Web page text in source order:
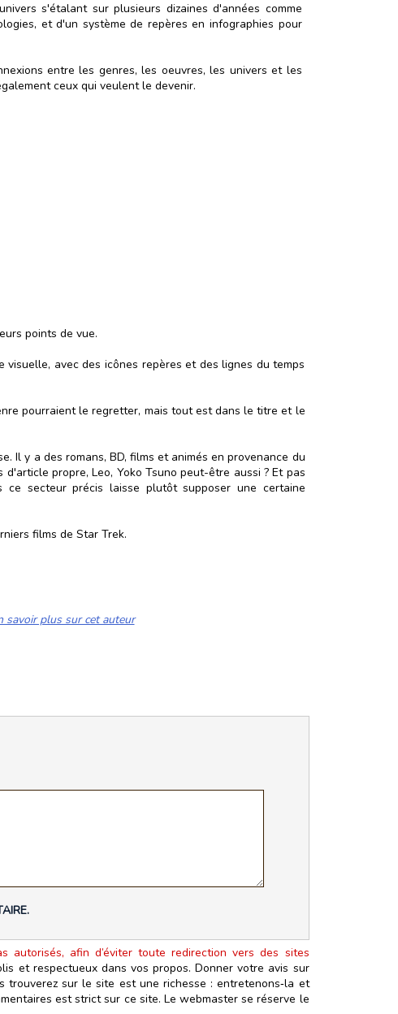
s'étalant sur plusieurs dizaines d'années comme
et d'un système de repères en infographies pour
entre les genres, les oeuvres, les univers et les
ceux qui veulent le devenir.
points de vue.
avec des icônes repères et des lignes du temps
pourraient le regretter, mais tout est dans le titre et le
Il y a des romans, BD, films et animés en provenance du
propre, Leo, Yoko Tsuno peut-être aussi ? Et pas
secteur précis laisse plutôt supposer une certaine
films de Star Trek.
savoir plus sur cet auteur
autorisés, afin d’éviter toute redirection vers des sites
et respectueux dans vos propos. Donner votre avis sur
trouverez sur le site est une richesse : entretenons‑la et
est strict sur ce site. Le webmaster se réserve le